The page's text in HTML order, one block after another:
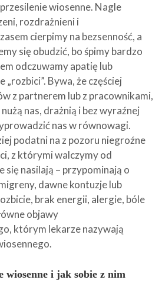
wiosenne. Nagle
rozdrażnieni i
cierpimy na bezsenność, a
się obudzić, bo śpimy bardzo
odczuwamy apatię lub
Bywa, że częściej
z partnerem lub z pracownikami,
nas, drażnią i bez wyraźnej
nas w równowagi.
podatni na z pozoru niegroźne
z którymi walczymy od
się nasilają – przypominają o
dawne kontuzje lub
brak energii, alergie, bóle
objawy
którym lekarze nazywają
wiosenne i jak sobie z nim